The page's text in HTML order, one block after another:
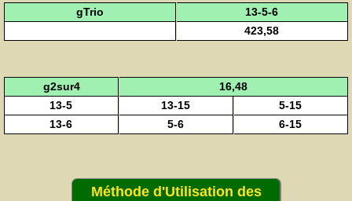
gTrio
13-5-6
423,58
g2sur4
16,48
13-5
13-15
5-15
13-6
5-6 6-15
Méthode d'Utilisation des